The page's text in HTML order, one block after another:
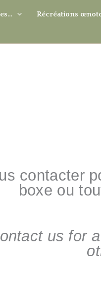
Récréations
contacter
boxe ou
us for